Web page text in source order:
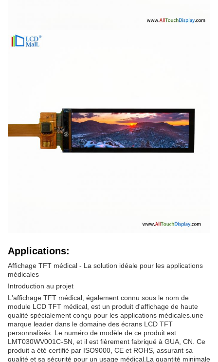
Applications:
Affichage TFT médical - La solution idéale pour les applications
médicales
Introduction au projet
L'affichage TFT médical, également connu sous le nom de
module LCD TFT médical, est un produit d'affichage de haute
qualité spécialement conçu pour les applications médicales.une
marque leader dans le domaine des écrans LCD TFT
personnalisés. Le numéro de modèle de ce produit est
LMT030WV001C-SN, et il est fièrement fabriqué à GUA, CN. Ce
produit a été certifié par ISO9000, CE et ROHS, assurant sa
qualité et sa sécurité pour un usage médical.La quantité minimale